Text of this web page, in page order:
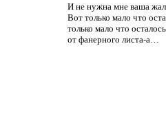
И не нужна мне ваша
Вот только мало что
только мало что осталось
от фанерного листа-а…